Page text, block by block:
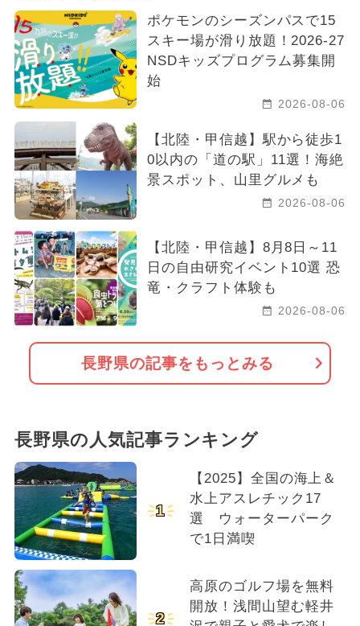
ポケモンのシーズンパスで15
スキー場が滑り放題！2026-27
NSDキッズプログラム募集開
始
2026-08-06
【北陸・甲信越】駅から徒歩1
0以内の「道の駅」11選！海絶
景スポット、山里グルメも
2026-08-06
【北陸・甲信越】8月8日～11
日の自由研究イベント10選 恐
竜・クラフト体験も
2026-08-06
長野県の記事をもっとみる
長野県の人気記事ランキング
1
【2025】全国の海上＆
水上アスレチック17
選 ウォーターパーク
で1日満喫
2
高原のゴルフ場を無料
開放！浅間山望む軽井